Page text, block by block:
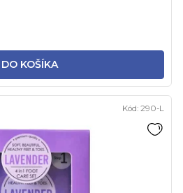
DO KOŠÍKA
Kód: 290-L